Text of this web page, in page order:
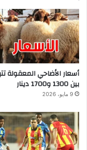
أسعار الأضاحي المعقولة
بين 1300 و1700 دينار
9 مايو، 2026